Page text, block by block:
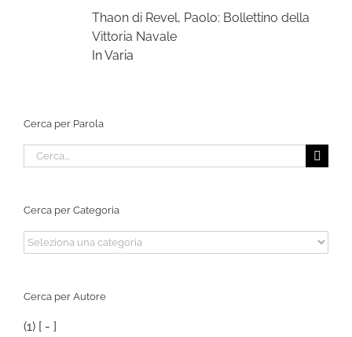
Thaon di Revel, Paolo: Bollettino della
Vittoria Navale
In Varia
Cerca per Parola
Cerca
per:
Cerca per Categoria
Cerca
per
Cerca per Autore
(1) [ - ]